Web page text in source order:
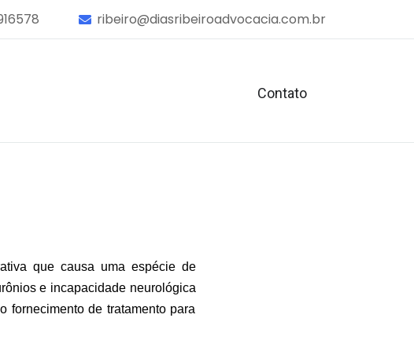
ribeiro@diasribeiroadvocacia.com.br
Contato
que causa uma espécie de
e incapacidade neurológica
fornecimento de tratamento para